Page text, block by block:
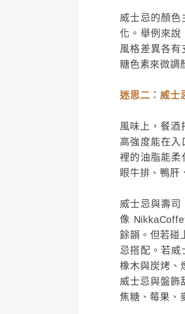
威士忌的顏色
化。舉例來說
風格差異各有
糖色素來微調
迷思二：威士
風味上，餐酒
高強度能在入
裡的油脂能柔
眼牛排、鴨肝
威士忌與壽司
像
餘韻。但若碰
忌搭配。若威
橡木與炭烤、
威士忌與盤飾
焦糖、莓果、